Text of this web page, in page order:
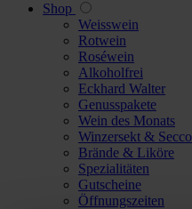
Shop
Weisswein
Rotwein
Roséwein
Alkoholfrei
Eckhard Walter
Genusspakete
Wein des Monats
Winzersekt & Secco
Brände & Liköre
Spezialitäten
Gutscheine
Öffnungszeiten